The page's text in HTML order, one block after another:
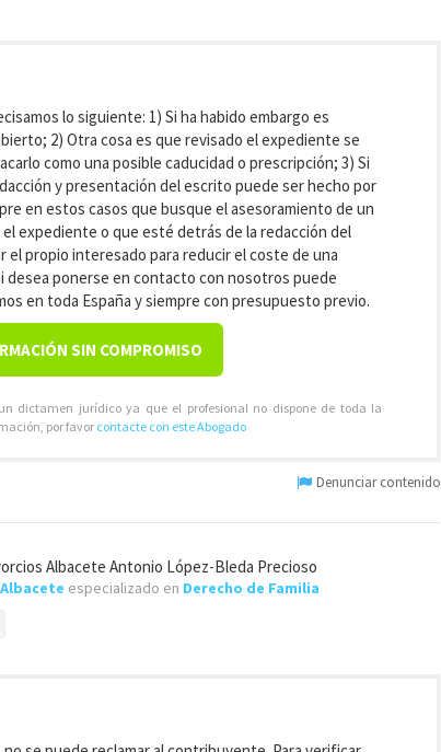
lo siguiente: 1) Si ha habido embargo es
2) Otra cosa es que revisado el expediente se
como una posible caducidad o prescripción; 3) Si
y presentación del escrito puede ser hecho por
en estos casos que busque el asesoramiento de un
expediente o que esté detrás de la redacción del
propio interesado para reducir el coste de una
ponerse en contacto con nosotros puede
en toda España y siempre con presupuesto previo.
SIN COMPROMISO
dictamen jurídico ya que el profesional no dispone de toda la
por favor contacte con este Abogado
Denunciar contenido
Albacete Antonio López-Bleda Precioso
Albacete especializado en Derecho de Familia